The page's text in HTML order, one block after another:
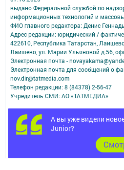
А вы уже видели
Junior?
выдано Федеральной службой по
информационных технологий и
ФИО главного редактора: Денис
Адрес редакции: юридический /
422610, Республика Татарстан,
Лаишево, ул. Марии Ульяновой д.56,
Электронная почта -
Электронная почта для сообщений о
nov.dir@tatmedia.com
Телефон редакции: 8 (84378) 2-56-47
Учредитель СМИ: АО «ТАТМЕДИА»
Антикоррупционная политика
АО «ТАТМЕДИА» использует «cookie»
удобства пользователей сайтом.
Использование «cookie» можно
Политика конфиденциальности